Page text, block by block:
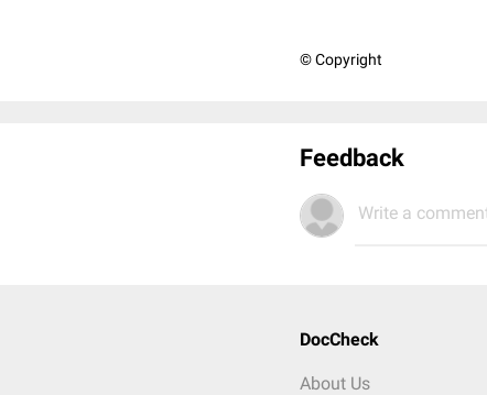
© Copyright
Feedback
Write a
DocCheck
About Us